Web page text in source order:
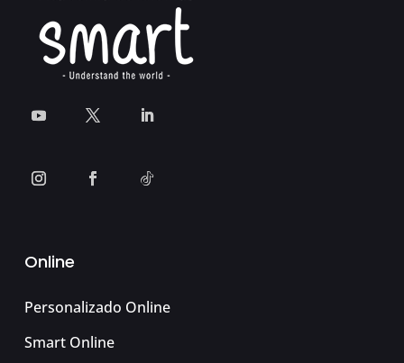
Online
Personalizado Online
Smart Online